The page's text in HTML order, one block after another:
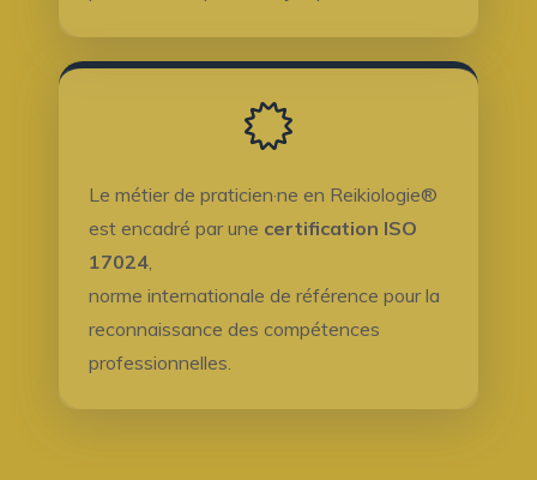
Le métier de praticien·ne en Reikiologie®
est encadré par une certification ISO
17024,
norme internationale de référence pour la
reconnaissance des compétences
professionnelles.